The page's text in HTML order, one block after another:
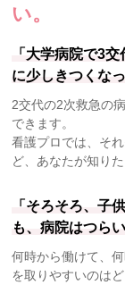
い。
「大学病院で3
に少しきつくな
2交代の2次救急の
できます。
看護プロでは、そ
ど、あなたが知り
「そろそろ、子
も、病院はつら
何時から働けて、
を取りやすいのは